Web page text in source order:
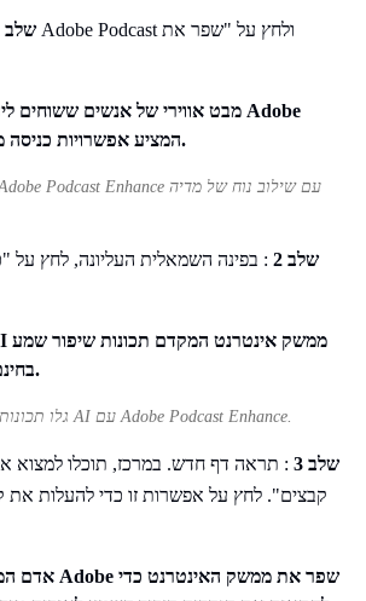
שלב 1
שלב 2
: בפינה השמאלית העליונה, לחץ על
גלו תכונות חינמיות לשיפור השמע AI עם Adobe Podcast Enhance.
שלב 3
: תראה דף חדש. במרכז, תוכלו למצוא
קבצים". לחץ על אפשרות זו כדי להעלות את